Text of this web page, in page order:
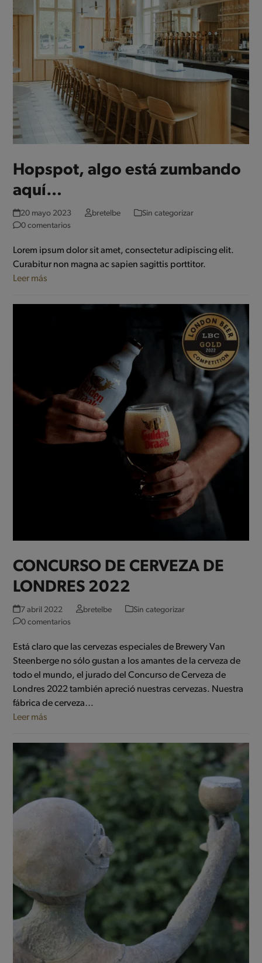
Hopspot, algo está zumbando
aquí…
20 mayo 2023 bretelbe
Sin categorizar
0 comentarios
Lorem ipsum dolor sit amet, consectetur adipiscing elit.
Curabitur non magna ac sapien sagittis porttitor.
Leer más
CONCURSO DE CERVEZA DE
LONDRES 2022
7 abril 2022 bretelbe
Sin categorizar
0 comentarios
Está claro que las cervezas especiales de Brewery Van
Steenberge no sólo gustan a los amantes de la cerveza de
todo el mundo, el jurado del Concurso de Cerveza de
Londres 2022 también apreció nuestras cervezas. Nuestra
fábrica de cerveza…
Leer más